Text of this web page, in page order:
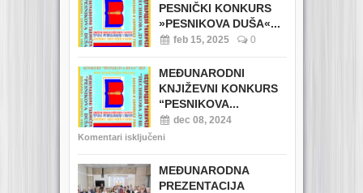
PESNIČKI KONKURS
»PESNIKOVA DUŠA«...
feb 15, 2025 0
MEĐUNARODNI
KNJIŽEVNI KONKURS
“PESNIKOVA...
dec 08, 2024
Komentari isključeni
MEĐUNARODNA
PREZENTACIJA